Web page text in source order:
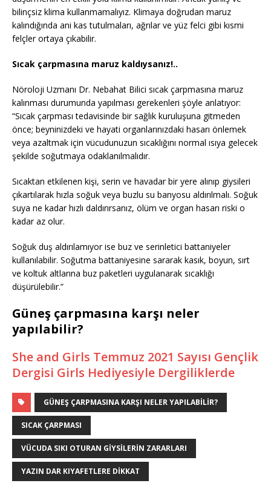
bilinçsiz klima kullanmamalıyız. Klimaya doğrudan maruz
kalındığında ani kas tutulmaları, ağrılar ve yüz felci gibi kısmi
felçler ortaya çıkabilir.
Sıcak çarpmasına maruz kaldıysanız!..
Nöroloji Uzmanı Dr. Nebahat Bilici sıcak çarpmasına maruz
kalınması durumunda yapılması gerekenleri şöyle anlatıyor:
“Sıcak çarpması tedavisinde bir sağlık kuruluşuna gitmeden
önce; beyninizdeki ve hayati organlarınızdaki hasarı önlemek
veya azaltmak için vücudunuzun sıcaklığını normal ısıya gelecek
şekilde soğutmaya odaklanılmalıdır.
Sıcaktan etkilenen kişi, serin ve havadar bir yere alınıp giysileri
çıkartılarak hızla soğuk veya buzlu su banyosu aldırılmalı. Soğuk
suya ne kadar hızlı daldırırsanız, ölüm ve organ hasarı riski o
kadar az olur.
Soğuk duş aldırılamıyor ise buz ve serinletici battaniyeler
kullanılabilir. Soğutma battaniyesine sararak kasık, boyun, sırt
ve koltuk altlarına buz paketleri uygulanarak sıcaklığı
düşürülebilir.”
Güneş çarpmasına karşı neler
yapılabilir?
She and Girls Temmuz 2021 Sayısı Gençlik
Dergisi Girls Hediyesiyle Dergiliklerde
GÜNEŞ ÇARPMASINA KARŞI NELER YAPILABILIR?
SICAK ÇARPMASI
VÜCUDA SIKI OTURAN GIYSILERIN ZARARLARI
YAZIN DAR KIYAFETLERE DIKKAT